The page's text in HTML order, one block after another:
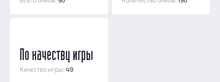
По качеству игры
Качество игры: 49